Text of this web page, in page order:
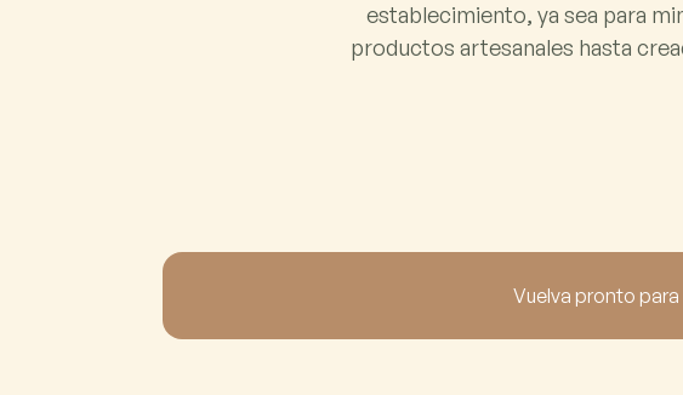
establecimiento, ya sea para
productos artesanales hasta
Vuelva pronto